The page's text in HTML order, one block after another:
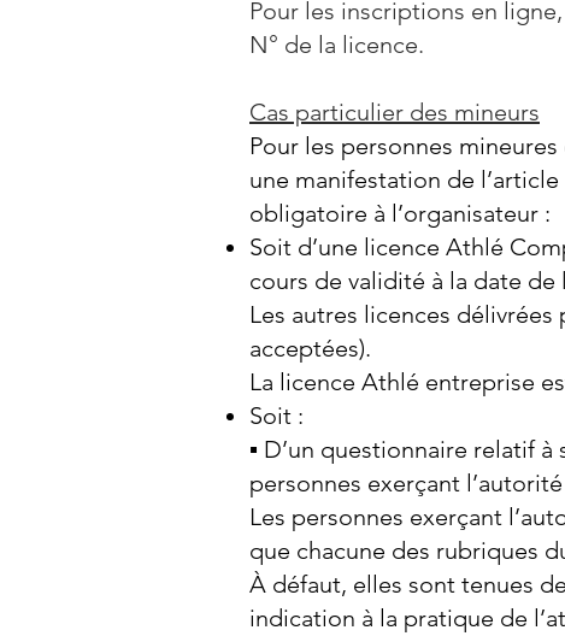
Pour les inscriptions en
N° de la licence.
Cas particulier des mineurs
Pour les personnes
une manifestation de
obligatoire à l’organisateur :
Soit d’une licence Athlé
cours de validité à la date de
Les autres licences
acceptées).
La licence Athlé entreprise
Soit :
▪ D’un questionnaire relatif
personnes exerçant
Les personnes exerçant
que chacune des rubriques
À défaut, elles sont tenues
indication à la pratique de